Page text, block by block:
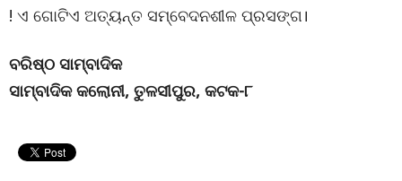
! ଏ ଗୋଟିଏ ଅତ୍ୟନ୍ତ ସମ୍ବେଦନଶୀଳ ପ୍ରସଙ୍ଗ।
ବରିଷ୍ଠ ସାମ୍ବାଦିକ
ସାମ୍ବାଦିକ କଲୋନୀ, ତୁଳସୀପୁର, କଟକ-୮